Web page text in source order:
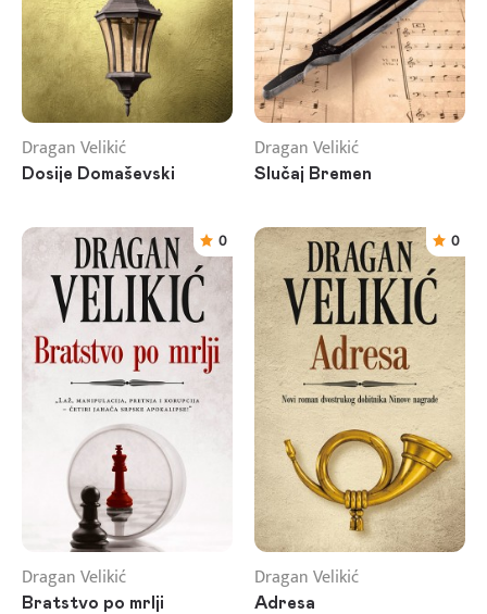
Dragan Velikić
Dosije Domaševski
Dragan Velikić
Slučaj Bremen
0
Dragan Velikić
Bratstvo po mrlji
0
Dragan Velikić
Adresa